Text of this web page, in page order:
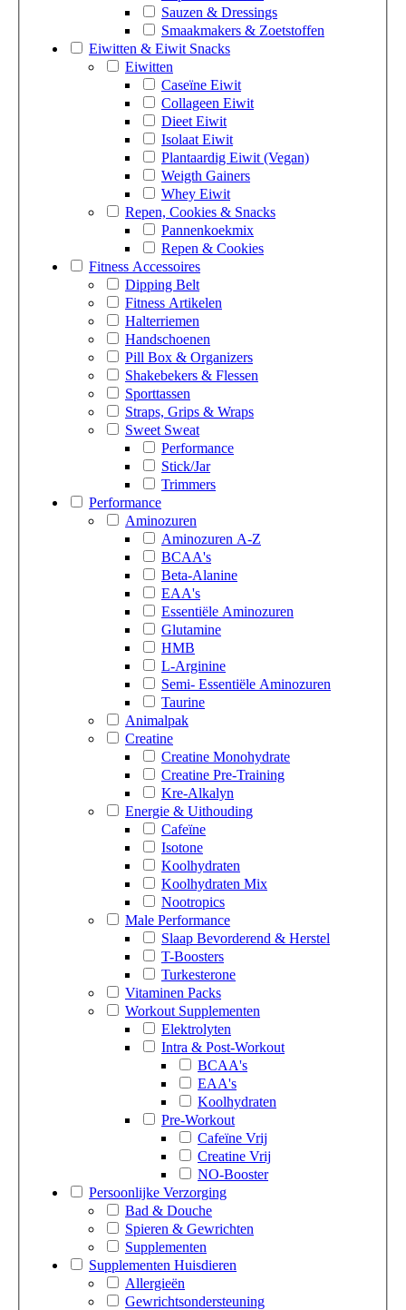
Sauzen & Dressings
Smaakmakers & Zoetstoffen
Eiwitten & Eiwit Snacks
Eiwitten
Caseïne Eiwit
Collageen Eiwit
Dieet Eiwit
Isolaat Eiwit
Plantaardig Eiwit (Vegan)
Weigth Gainers
Whey Eiwit
Repen, Cookies & Snacks
Pannenkoekmix
Repen & Cookies
Fitness Accessoires
Dipping Belt
Fitness Artikelen
Halterriemen
Handschoenen
Pill Box & Organizers
Shakebekers & Flessen
Sporttassen
Straps, Grips & Wraps
Sweet Sweat
Performance
Stick/Jar
Trimmers
Performance
Aminozuren
Aminozuren A-Z
BCAA's
Beta-Alanine
EAA's
Essentiële Aminozuren
Glutamine
HMB
L-Arginine
Semi- Essentiële Aminozuren
Taurine
Animalpak
Creatine
Creatine Monohydrate
Creatine Pre-Training
Kre-Alkalyn
Energie & Uithouding
Cafeïne
Isotone
Koolhydraten
Koolhydraten Mix
Nootropics
Male Performance
Slaap Bevorderend & Herstel
T-Boosters
Turkesterone
Vitaminen Packs
Workout Supplementen
Elektrolyten
Intra & Post-Workout
BCAA's
EAA's
Koolhydraten
Pre-Workout
Cafeïne Vrij
Creatine Vrij
NO-Booster
Persoonlijke Verzorging
Bad & Douche
Spieren & Gewrichten
Supplementen
Supplementen Huisdieren
Allergieën
Gewrichtsondersteuning